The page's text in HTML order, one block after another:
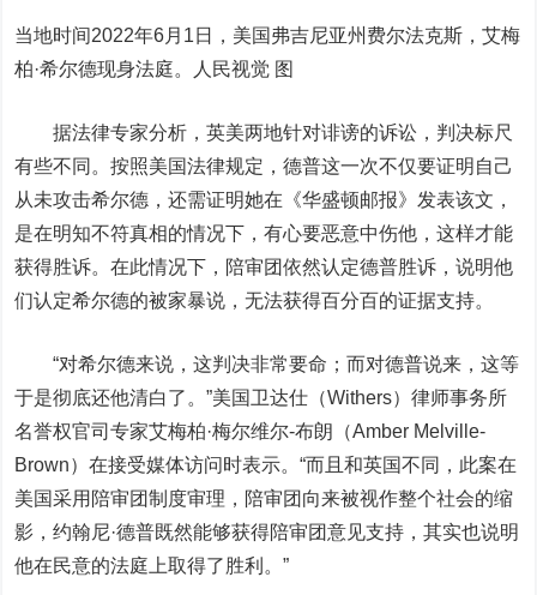
当地时间2022年6月1日，美国弗吉尼亚州费尔法克斯，艾梅
柏·希尔德现身法庭。人民视觉 图
据法律专家分析，英美两地针对诽谤的诉讼，判决标尺
有些不同。按照美国法律规定，德普这一次不仅要证明自己
从未攻击希尔德，还需证明她在《华盛顿邮报》发表该文，
是在明知不符真相的情况下，有心要恶意中伤他，这样才能
获得胜诉。在此情况下，陪审团依然认定德普胜诉，说明他
们认定希尔德的被家暴说，无法获得百分百的证据支持。
“对希尔德来说，这判决非常要命；而对德普说来，这等
于是彻底还他清白了。”美国卫达仕（Withers）律师事务所
名誉权官司专家艾梅柏·梅尔维尔-布朗（Amber Melville-
Brown）在接受媒体访问时表示。“而且和英国不同，此案在
美国采用陪审团制度审理，陪审团向来被视作整个社会的缩
影，约翰尼·德普既然能够获得陪审团意见支持，其实也说明
他在民意的法庭上取得了胜利。”